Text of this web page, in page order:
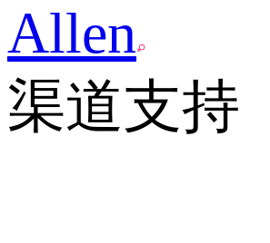
Allen
渠道支持